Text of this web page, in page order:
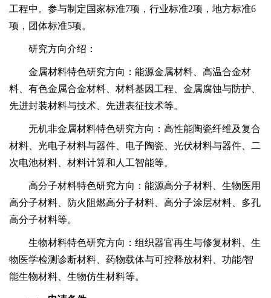
工程中。参与制定国家标准7项，行业标准2项，地方标准6
项，团体标准5项。
研究方向介绍：
金属材料特色研究方向：能源金属材料、高温合金材
料、有色金属合金材料、材料基因工程、金属腐蚀与防护、
先进封装材料与技术、先进表征技术等。
无机非金属材料特色研究方向：高性能陶瓷纤维及复合
材料、光电子材料与器件、电子陶瓷、光伏材料与器件、二
次电池材料、材料计算和人工智能等。
高分子材料特色研究方向：能源高分子材料、生物医用
高分子材料、防火阻燃高分子材料、高分子涂层材料、多孔
高分子材料等。
生物材料特色研究方向：组织器官再生与修复材料、生
物医学检测诊断材料、药物载体与可控释放材料、功能/智
能生物材料、生物仿生材料等。